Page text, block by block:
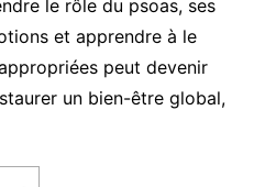
le rôle du psoas, ses
et apprendre à le
peut devenir
un bien-être global,